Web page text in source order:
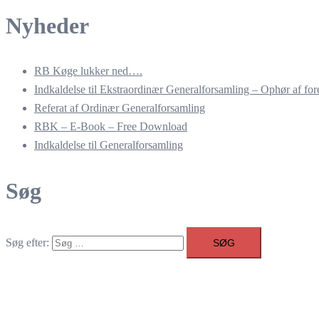
Nyheder
RB Køge lukker ned….
Indkaldelse til Ekstraordinær Generalforsamling – Ophør af
Referat af Ordinær Generalforsamling
RBK – E-Book – Free Download
Indkaldelse til Generalforsamling
Søg
Søg efter: